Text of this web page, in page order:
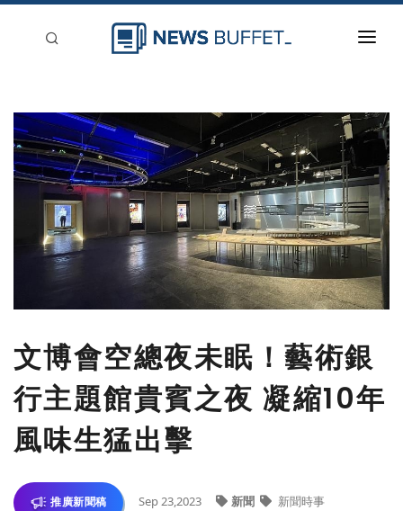
新聞稿分類
登入
刊登
文博會空總夜未眠！藝術銀
行主題館貴賓之夜 凝縮10年
風味生猛出擊
推廣新聞稿 Sep 23,2023 新聞 新聞時事